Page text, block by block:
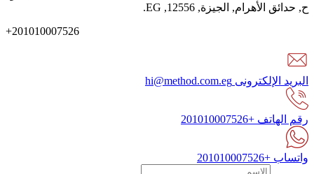
ح, حدائق الأهرام, الجيزة,
12556
,
EG
.
+201010007526
البريد الإلكترونى hi@method.com.eg
رقم الهاتف +201010007526
واتساب +201010007526